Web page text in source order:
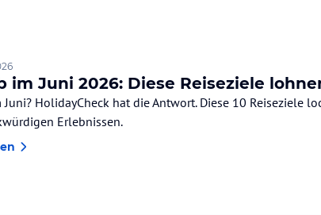
im Juni 2026: Diese Reiseziele
Juni? HolidayCheck hat die Antwort. Diese 10 Reiseziele
Erlebnissen.